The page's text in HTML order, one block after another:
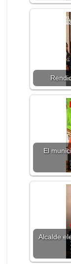
El
Alcalde